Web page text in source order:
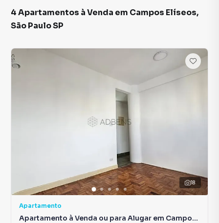
4 Apartamentos à Venda em Campos Elíseos,
São Paulo SP
18
Apartamento
Apartamento à Venda ou para Alugar em Campos